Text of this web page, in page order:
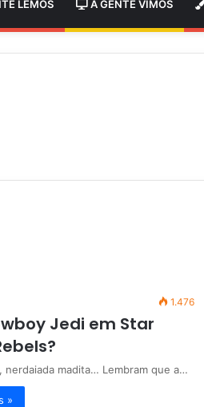
LEMOS A GENTE VIMOS
1.476
Jedi em Star
nerdaiada madita… Lembram que a…
»